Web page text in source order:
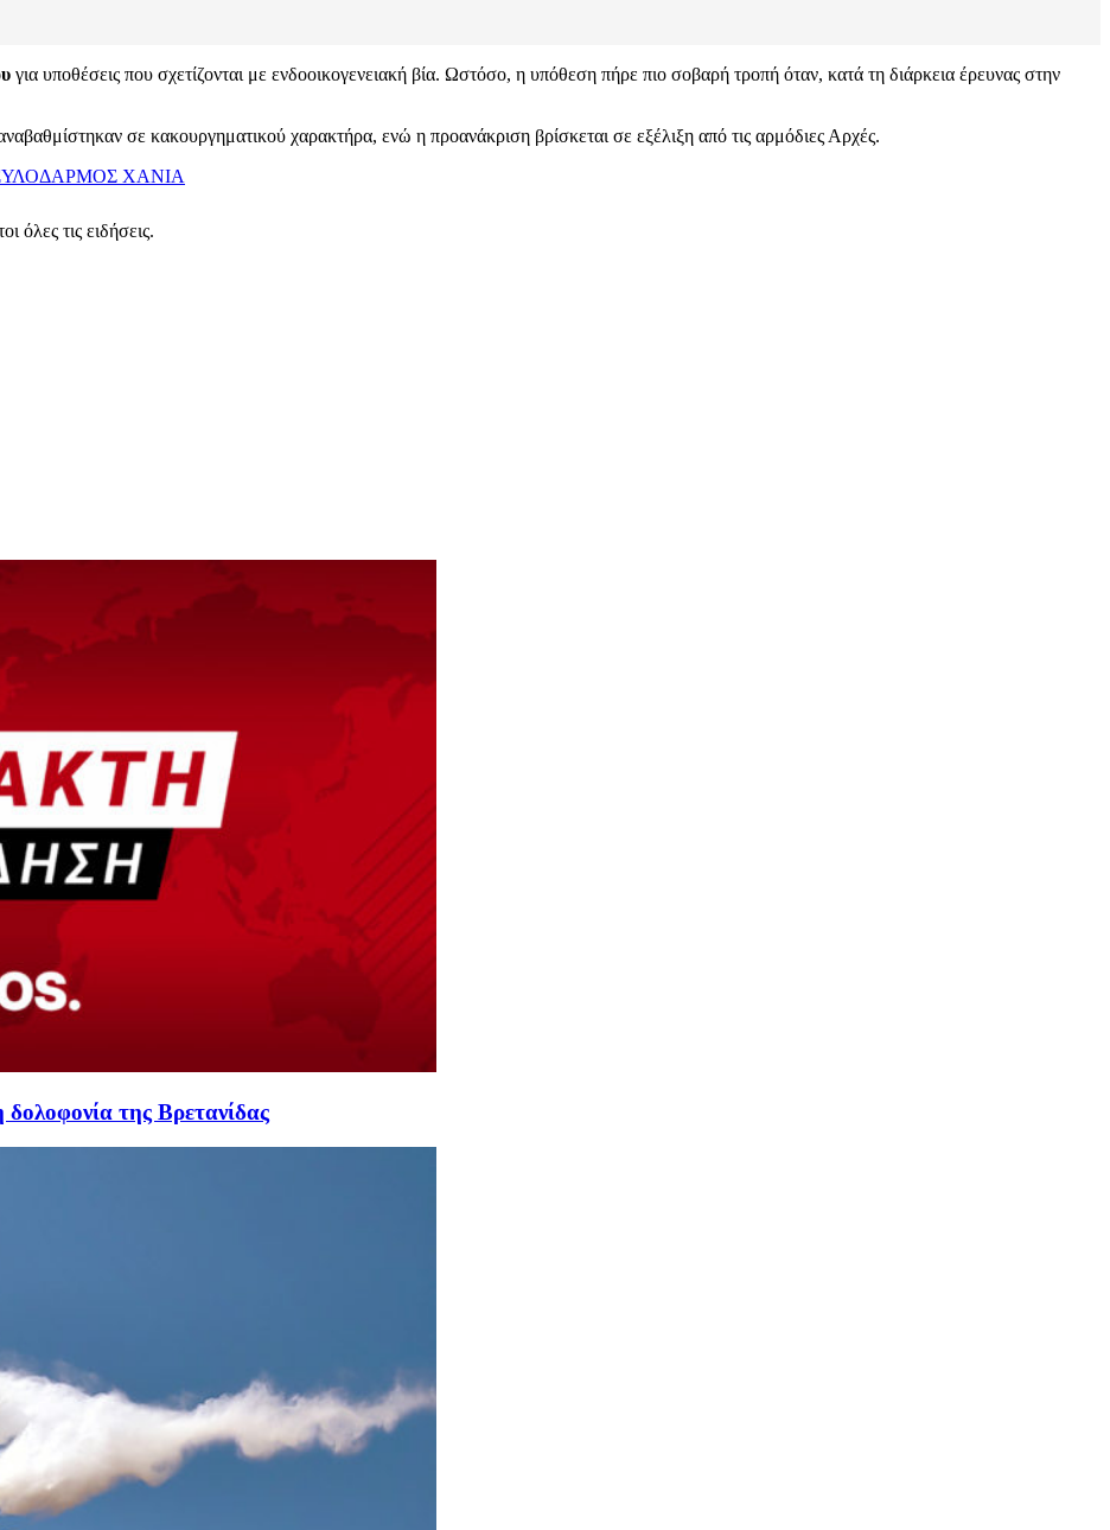
για υποθέσεις που σχετίζονται με ενδοοικογενειακή βία. Ωστόσο, η υπόθεση πήρε πιο σοβαρή τροπή όταν, κατά τη διάρκεια έρευνας στην
σε κακουργηματικού χαρακτήρα, ενώ η προανάκριση βρίσκεται σε εξέλιξη από τις αρμόδιες Αρχές.
ΧΑΝΙΑ
όλες τις ειδήσεις.
της Βρετανίδας